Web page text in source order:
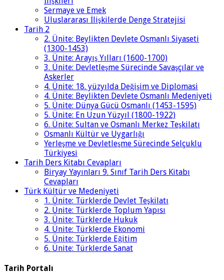
Sermaye ve Emek
Uluslararası İlişkilerde Denge Stratejisi
Tarih 2
2. Ünite: Beylikten Devlete Osmanlı Siyaseti
(1300-1453)
3. Ünite: Arayış Yılları (1600-1700)
3. Ünite: Devletleşme Sürecinde Savaşçılar ve
Askerler
4. Ünite: 18. yüzyılda Değişim ve Diplomasi
4. Ünite: Beylikten Devlete Osmanlı Medeniyeti
5. Ünite: Dünya Gücü Osmanlı (1453-1595)
5. Ünite: En Uzun Yüzyıl (1800-1922)
6. Ünite: Sultan ve Osmanlı Merkez Teşkilatı
Osmanlı Kültür ve Uygarlığı
Yerleşme ve Devletleşme Sürecinde Selçuklu
Türkiyesi
Tarih Ders Kitabı Cevapları
Biryay Yayınları 9. Sınıf Tarih Ders Kitabı
Cevapları
Türk Kültür ve Medeniyeti
1. Ünite: Türklerde Devlet Teşkilatı
2. Ünite: Türklerde Toplum Yapısı
3. Ünite: Türklerde Hukuk
4. Ünite: Türklerde Ekonomi
5. Ünite: Türklerde Eğitim
6. Ünite: Türklerde Sanat
Tarih Portalı